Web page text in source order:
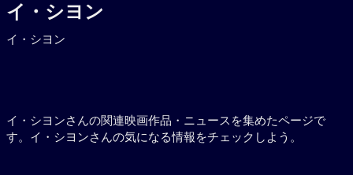
イ・シヨン
イ・シヨン
イ・シヨンさんの関連映画作品・ニュースを集めたページで
す。イ・シヨンさんの気になる情報をチェックしよう。